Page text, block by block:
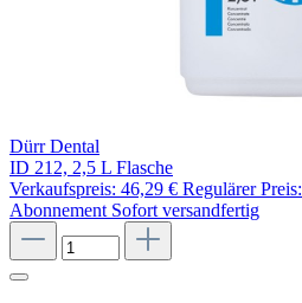
Dürr Dental
ID 212, 2,5 L Flasche
Verkaufspreis: 46,29 € Regulärer Preis:
Abonnement Sofort versandfertig